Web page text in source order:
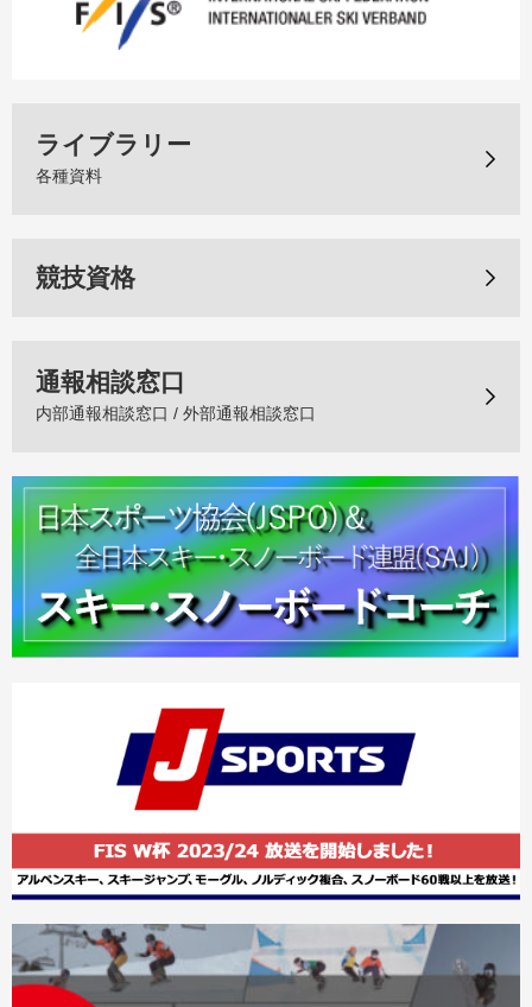
ライブラリー
各種資料
競技資格
通報相談窓口
内部通報相談窓口 / 外部通報相談窓口